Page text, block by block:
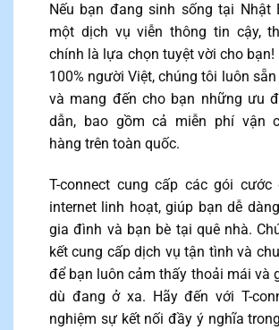
Nếu bạn đang sinh sống tại Nhật
một dịch vụ viễn thông tin cậy,
chính là lựa chọn tuyệt vời cho bạn!
100% người Việt, chúng tôi luôn
và mang đến cho bạn những ưu
dẫn, bao gồm cả miễn phí vận
hàng trên toàn quốc.
T-connect cung cấp các gói
internet linh hoạt, giúp bạn dễ
gia đình và bạn bè tại quê nhà.
kết cung cấp dịch vụ tận tình và
để bạn luôn cảm thấy thoải mái và
dù đang ở xa. Hãy đến với T-
nghiệm sự kết nối đầy ý nghĩa